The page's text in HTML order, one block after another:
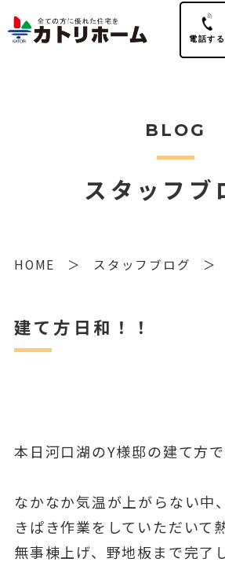
電話する
BLOG
スタッフブ
HOME スタッフブログ
建て方日和！！
本日河口湖のY様邸の建て方で
なかなか気温が上がらない中
きぱき作業をしていただいて
無事棟上げ、野地板まで完了